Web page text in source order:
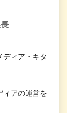
ディア・キタ
ィアの運営を